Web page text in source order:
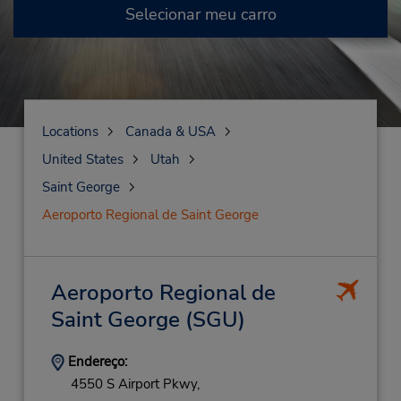
Selecionar meu carro
Locations
Canada & USA
United States
Utah
Saint George
Aeroporto Regional de Saint George
Aeroporto Regional de
Saint George (SGU)
Endereço:
4550 S Airport Pkwy,